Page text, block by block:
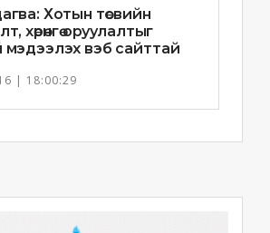
Хотын төсвийн
хөрөнгө оруулалтыг
мэдээлэх вэб сайттай
| 18:00:29